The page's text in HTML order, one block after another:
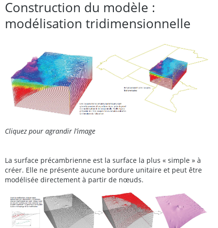
Construction du modèle :
modélisation tridimensionnelle
Cliquez pour agrandir l’image
La surface précambrienne est la surface la plus « simple » à
créer. Elle ne présente aucune bordure unitaire et peut être
modélisée directement à partir de nœuds.